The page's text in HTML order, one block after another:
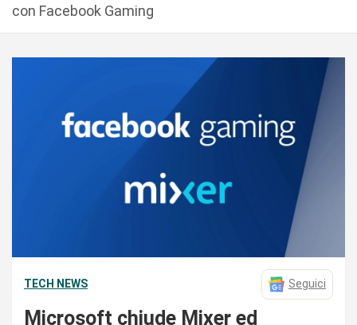
con Facebook Gaming
TECH NEWS Seguici
Microsoft chiude Mixer ed